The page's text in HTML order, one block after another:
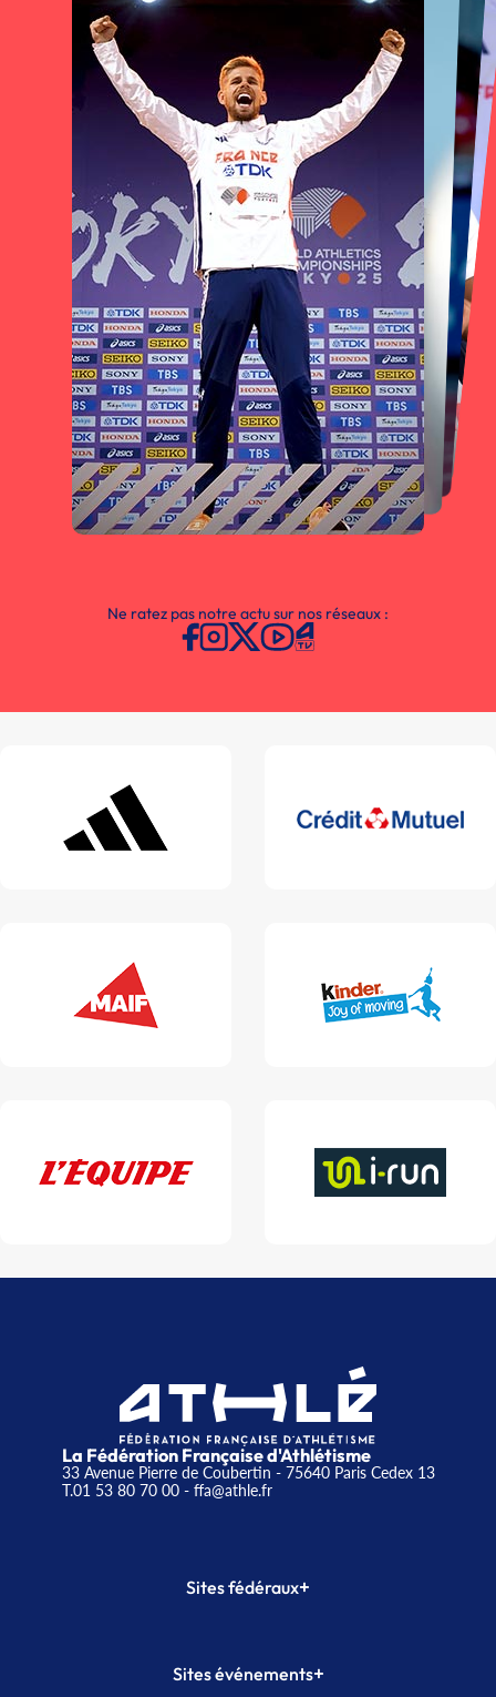
Ne ratez pas notre actu sur nos réseaux :
La Fédération Française d'Athlétisme
33 Avenue Pierre de Coubertin - 75640 Paris Cedex 13
T.01 53 80 70 00- ffa@athle.fr
Sites fédéraux+
Plateforme Formation
Sites événements+